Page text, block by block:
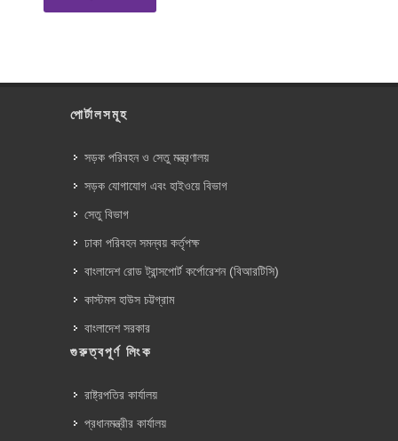
পোর্টালসমূহ
সড়ক পরিবহন ও সেতু মন্ত্রণালয়
সড়ক যোগাযোগ এবং হাইওয়ে বিভাগ
সেতু বিভাগ
ঢাকা পরিবহন সমন্বয় কর্তৃপক্ষ
বাংলাদেশ রোড ট্রান্সপোর্ট কর্পোরেশন (বিআরটিসি)
কাস্টমস হাউস চট্টগ্রাম
বাংলাদেশ সরকার
গুরুত্বপূর্ণ লিংক
রাষ্ট্রপতির কার্যালয়
প্রধানমন্ত্রীর কার্যালয়